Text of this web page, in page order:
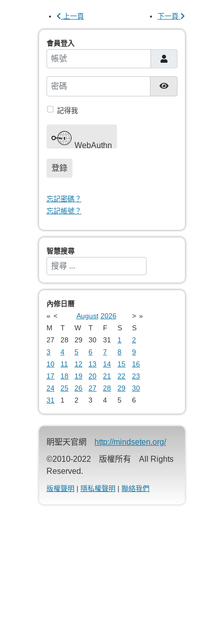
上一頁 下一頁
會員登入
帳號
密碼 顯示密碼
記得我
WebAuthn
登錄
忘記密碼？
忘記帳號？
智慧搜尋
搜索
內修日曆
« < August 2026 > »
M
T W T F S
S
27
28 29 30 31 1
2
3
4 5 6 7 8
9
10
11 12 13 14 15
16
17
18 19 20 21 22
23
24
25 26 27 28 29
30
31
1 2 3 4 5 6
眀聖天官網
http://mindseten.org/
©2010-2022 版權所有 All Rights
Reserved.
版權聲明 | 隱私權聲明 | 聯絡我們